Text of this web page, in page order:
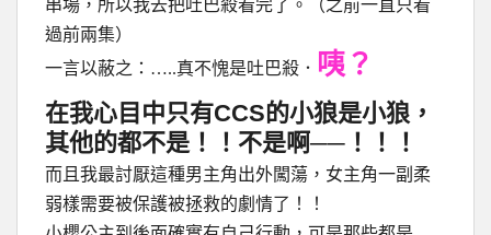
串場，所以我去把吐巴殺看完了。（之前一直只看
過前兩集）
一言以蔽之：…..真不愧是吐巴殺． 咦？
在我心目中只有CCS的小狼是小狼，
其他的都不是！！不是啊── ！！！
而且我最討厭這種男主角出外闖蕩，女主角一副柔
弱樣需要被保護被拯救的劇情了！！